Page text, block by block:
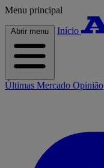
Menu principal
Abrir menu Início
Últimas Mercado Opinião